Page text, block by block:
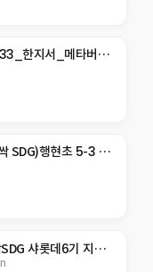
대청중_0133_한지서_메타버스 점프맵
(디지털 새싹 SDG)행현초 5-3 야야 -생태계 보호-
디지털새싹SDG 샤롯데6기 지구 구하기